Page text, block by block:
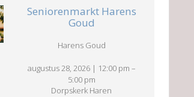
Seniorenmarkt Harens
Goud
Harens Goud
augustus 28, 2026 | 12:00 pm –
5:00 pm
Dorpskerk Haren